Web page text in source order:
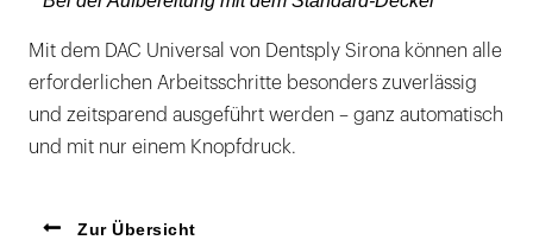
Mit dem DAC Universal von Dentsply Sirona können alle
erforderlichen Arbeitsschritte besonders zuverlässig
und zeitsparend ausgeführt werden – ganz automatisch
und mit nur einem Knopfdruck.
Zur Übersicht